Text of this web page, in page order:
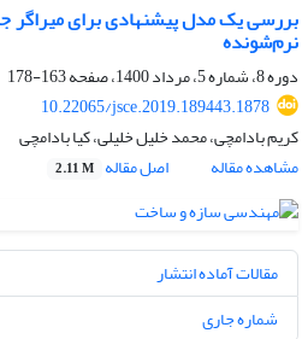
بررسی یک مدل پیشنهادی برای
نرم‌شونده
دوره 8، شماره 5، مرداد 1400، صفحه
163-178
10.22065/jsce.2019.189443.1878
کریم بادامچی، محمد خلیل خلیلی، کیا بادامچی
مشاهده مقاله
اصل مقاله 2.11 M
مقالات آماده انتشار
شماره جاری